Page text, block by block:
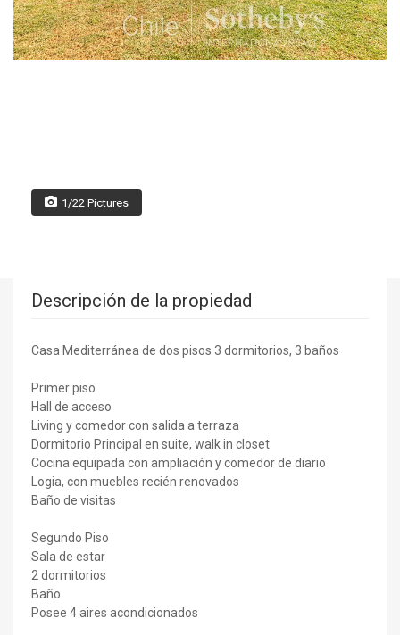
1/22 Pictures
Descripción de la propiedad
Casa Mediterránea de dos pisos 3 dormitorios, 3 baños
Primer piso
Hall de acceso
Living y comedor con salida a terraza
Dormitorio Principal en suite, walk in closet
Cocina equipada con ampliación y comedor de diario
Logia, con muebles recién renovados
Baño de visitas
Segundo Piso
Sala de estar
2 dormitorios
Baño
Posee 4 aires acondicionados